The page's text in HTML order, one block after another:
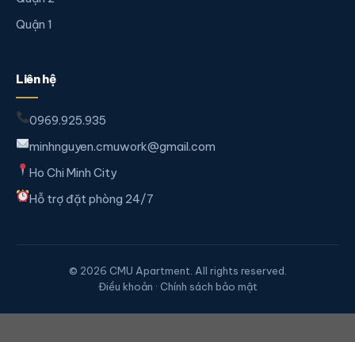
Quận 1
Liên hệ
0969.925.935
minhnguyen.cmuwork@gmail.com
Ho Chi Minh City
Hỗ trợ đặt phòng 24/7
© 2026 CMU Apartment. All rights reserved.
Điều khoản · Chính sách bảo mật